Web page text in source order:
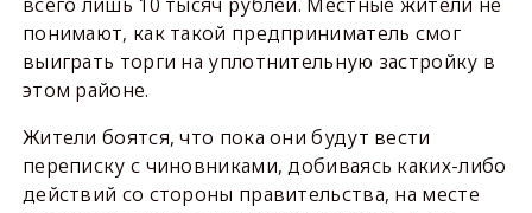
понимают, как такой предприниматель смог
выиграть торги на уплотнительную застройку в
этом районе.
Жители боятся, что пока они будут вести
переписку с чиновниками, добиваясь каких-либо
действий со стороны правительства, на месте